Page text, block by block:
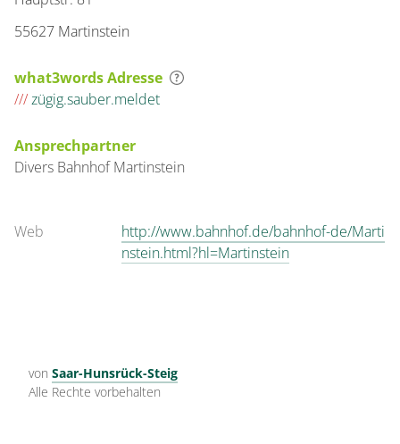
55627 Martinstein
what3words Adresse
///zügig.sauber.meldet
Ansprechpartner
Divers BahnhofMartinstein
Web
http://www.bahnhof.de/bahnhof-de/Marti
nstein.html?hl=Martinstein
von Saar-Hunsrück-Steig
Alle Rechte vorbehalten